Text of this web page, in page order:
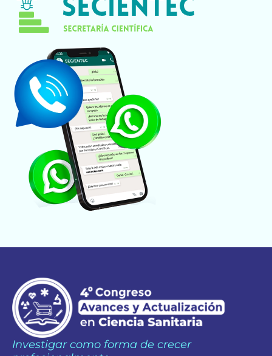
Investigar como forma de crecer